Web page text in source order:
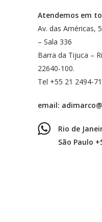
Atendemos em
Av. das Américas,
– Sala 336
Barra da Tijuca –
22640-100.
Tel +55 21 2494-
email:
Rio de
São Paulo